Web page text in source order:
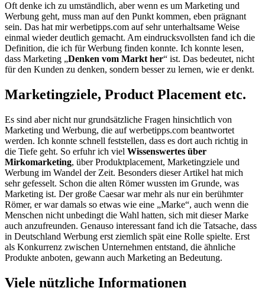
Oft denke ich zu umständlich, aber wenn es um Marketing und
Werbung geht, muss man auf den Punkt kommen, eben prägnant
sein. Das hat mir werbetipps.com auf sehr unterhaltsame Weise
einmal wieder deutlich gemacht. Am eindrucksvollsten fand ich die
Definition, die ich für Werbung finden konnte. Ich konnte lesen,
dass Marketing „Denken vom Markt her“ ist. Das bedeutet, nicht
für den Kunden zu denken, sondern besser zu lernen, wie er denkt.
Marketingziele, Product Placement etc.
Es sind aber nicht nur grundsätzliche Fragen hinsichtlich von
Marketing und Werbung, die auf werbetipps.com beantwortet
werden. Ich konnte schnell feststellen, dass es dort auch richtig in
die Tiefe geht. So erfuhr ich viel Wissenswertes über
Mirkomarketing, über Produktplacement, Marketingziele und
Werbung im Wandel der Zeit. Besonders dieser Artikel hat mich
sehr gefesselt. Schon die alten Römer wussten im Grunde, was
Marketing ist. Der große Caesar war mehr als nur ein berühmter
Römer, er war damals so etwas wie eine „Marke“, auch wenn die
Menschen nicht unbedingt die Wahl hatten, sich mit dieser Marke
auch anzufreunden. Genauso interessant fand ich die Tatsache, dass
in Deutschland Werbung erst ziemlich spät eine Rolle spielte. Erst
als Konkurrenz zwischen Unternehmen entstand, die ähnliche
Produkte anboten, gewann auch Marketing an Bedeutung.
Viele nützliche Informationen